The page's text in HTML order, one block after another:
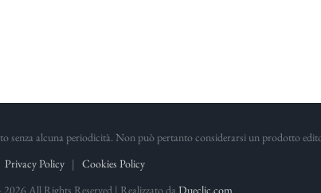
alcuna periodicità. Non può pertanto considerarsi un prodotto
Privacy Policy | Cookies Policy
2026 All Rights Reserved | Realizzato da Dueclic.com